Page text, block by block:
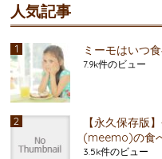
人気記事
ミーモはいつ
7.9k件のビュー
【永久保存版
(meemo)の食
3.5k件のビュー